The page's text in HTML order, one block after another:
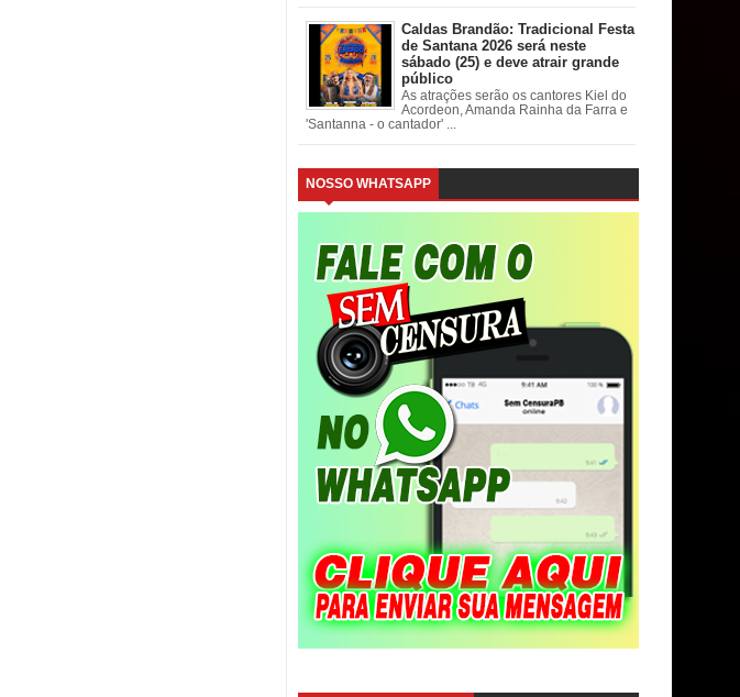
Caldas Brandão: Tradicional Festa
de Santana 2026 será neste
sábado (25) e deve atrair grande
público
As atrações serão os cantores Kiel do
Acordeon, Amanda Rainha da Farra e
'Santanna - o cantador' ...
NOSSO WHATSAPP